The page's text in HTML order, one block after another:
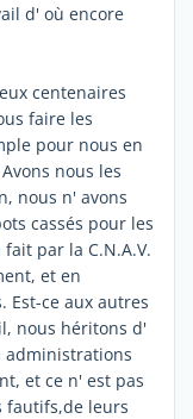
d' où encore
centenaires
faire les
pour nous en
nous les
nous n' avons
cassés pour les
par la C.N.A.V.
et en
Est-ce aux autres
nous héritons d'
administrations
et ce n' est pas
fautifs,de leurs